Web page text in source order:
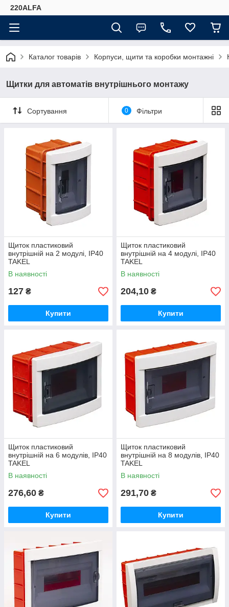
220ALFA
Каталог товарів Корпуси, щити та коробки монтажні
Щитки для автоматів внутрішнього монтажу
Сортування 0 Фільтри
Щиток пластиковий
внутрішній на 2 модулі, IP40
TAKEL
В наявності
127 ₴
Купити
Щиток пластиковий
внутрішній на 4 модулі, IP40
TAKEL
В наявності
204,10 ₴
Купити
Щиток пластиковий
внутрішній на 6 модулів, IP40
TAKEL
В наявності
276,60 ₴
Купити
Щиток пластиковий
внутрішній на 8 модулів, IP40
TAKEL
В наявності
291,70 ₴
Купити